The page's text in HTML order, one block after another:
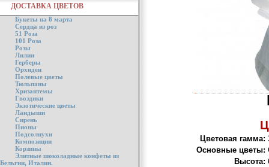
ДОСТАВКА ЦВЕТОВ
Букеты на 8 марта
Сердца из роз
51 Роза
101 Роза
Розы
Лилии
Герберы
Орхидеи
Полевые цветы
Тюльпаны
Хризантемы
Гвоздики
Экзотические цветы
Ландыши
Сирень
Пионы
Подсолнухи
Композиции
Корзины
Элитные шоколадные конфеты из
Бельгии, Италии.
Цветовая гамма:
Основные цветы:
Высота: